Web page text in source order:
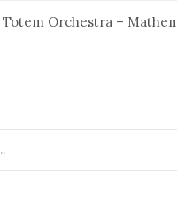
Totem Orchestra –